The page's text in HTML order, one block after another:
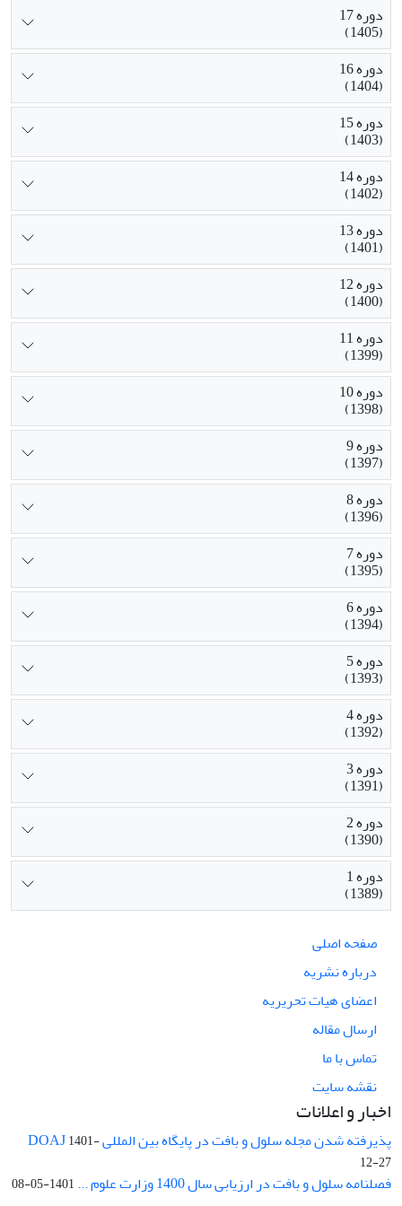
دوره 17
(1405)
دوره 16
(1404)
دوره 15
(1403)
دوره 14
(1402)
دوره 13
(1401)
دوره 12
(1400)
دوره 11
(1399)
دوره 10
(1398)
دوره 9
(1397)
دوره 8
(1396)
دوره 7
(1395)
دوره 6
(1394)
دوره 5
(1393)
دوره 4
(1392)
دوره 3
(1391)
دوره 2
(1390)
دوره 1
(1389)
صفحه اصلی
درباره نشریه
اعضای هیات تحریریه
ارسال مقاله
تماس با ما
نقشه سایت
اخبار و اعلانات
پذیرفته شدن مجله سلول و بافت در پایگاه بین المللی DOAJ1401-
12-27
فصلنامه سلول و بافت در ارزیابی سال 1400 وزارت علوم ... 1401-05-08